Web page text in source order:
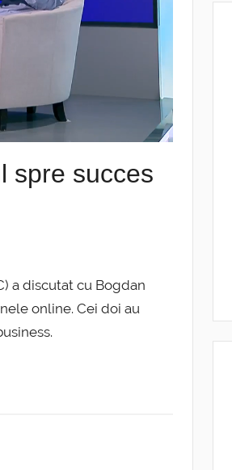
spre succes
a discutat cu Bogdan
online. Cei doi au